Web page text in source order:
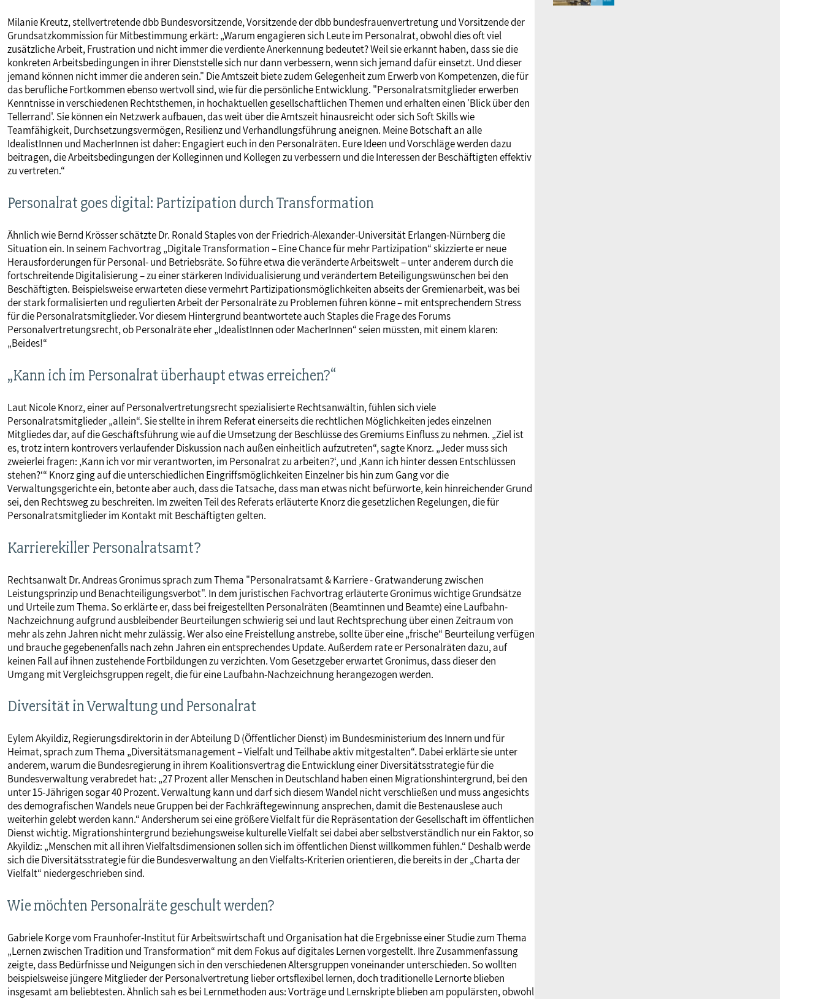
Milanie Kreutz, stellvertretende dbb Bundesvorsitzende, Vorsitzende der dbb bundesfrauenvertretung und Vorsitzende der
Grundsatzkommission für Mitbestimmung erkärt: „Warum engagieren sich Leute im Personalrat, obwohl dies oft viel
zusätzliche Arbeit, Frustration und nicht immer die verdiente Anerkennung bedeutet? Weil sie erkannt haben, dass sie die
konkreten Arbeitsbedingungen in ihrer Dienststelle sich nur dann verbessern, wenn sich jemand dafür einsetzt. Und dieser
jemand können nicht immer die anderen sein." Die Amtszeit biete zudem Gelegenheit zum Erwerb von Kompetenzen, die für
das berufliche Fortkommen ebenso wertvoll sind, wie für die persönliche Entwicklung. "Personalratsmitglieder erwerben
Kenntnisse in verschiedenen Rechtsthemen, in hochaktuellen gesellschaftlichen Themen und erhalten einen 'Blick über den
Tellerrand'. Sie können ein Netzwerk aufbauen, das weit über die Amtszeit hinausreicht oder sich Soft Skills wie
Teamfähigkeit, Durchsetzungsvermögen, Resilienz und Verhandlungsführung aneignen. Meine Botschaft an alle
IdealistInnen und MacherInnen ist daher: Engagiert euch in den Personalräten. Eure Ideen und Vorschläge werden dazu
beitragen, die Arbeitsbedingungen der Kolleginnen und Kollegen zu verbessern und die Interessen der Beschäftigten effektiv
zu vertreten.“
Personalrat goes digital: Partizipation durch Transformation
Ähnlich wie Bernd Krösser schätzte Dr. Ronald Staples von der Friedrich-Alexander-Universität Erlangen-Nürnberg die
Situation ein. In seinem Fachvortrag „Digitale Transformation – Eine Chance für mehr Partizipation“ skizzierte er neue
Herausforderungen für Personal- und Betriebsräte. So führe etwa die veränderte Arbeitswelt – unter anderem durch die
fortschreitende Digitalisierung – zu einer stärkeren Individualisierung und verändertem Beteiligungswünschen bei den
Beschäftigten. Beispielsweise erwarteten diese vermehrt Partizipationsmöglichkeiten abseits der Gremienarbeit, was bei
der stark formalisierten und regulierten Arbeit der Personalräte zu Problemen führen könne – mit entsprechendem Stress
für die Personalratsmitglieder. Vor diesem Hintergrund beantwortete auch Staples die Frage des Forums
Personalvertretungsrecht, ob Personalräte eher „IdealistInnen oder MacherInnen“ seien müssten, mit einem klaren:
„Beides!“
„Kann ich im Personalrat überhaupt etwas erreichen?“
Laut Nicole Knorz, einer auf Personalvertretungsrecht spezialisierte Rechtsanwältin, fühlen sich viele
Personalratsmitglieder „allein“. Sie stellte in ihrem Referat einerseits die rechtlichen Möglichkeiten jedes einzelnen
Mitgliedes dar, auf die Geschäftsführung wie auf die Umsetzung der Beschlüsse des Gremiums Einfluss zu nehmen. „Ziel ist
es, trotz intern kontrovers verlaufender Diskussion nach außen einheitlich aufzutreten“, sagte Knorz. „Jeder muss sich
zweierlei fragen: ‚Kann ich vor mir verantworten, im Personalrat zu arbeiten?‘, und ‚Kann ich hinter dessen Entschlüssen
stehen?‘“ Knorz ging auf die unterschiedlichen Eingriffsmöglichkeiten Einzelner bis hin zum Gang vor die
Verwaltungsgerichte ein, betonte aber auch, dass die Tatsache, dass man etwas nicht befürworte, kein hinreichender Grund
sei, den Rechtsweg zu beschreiten. Im zweiten Teil des Referats erläuterte Knorz die gesetzlichen Regelungen, die für
Personalratsmitglieder im Kontakt mit Beschäftigten gelten.
Karrierekiller Personalratsamt?
Rechtsanwalt Dr. Andreas Gronimus sprach zum Thema "Personalratsamt & Karriere - Gratwanderung zwischen
Leistungsprinzip und Benachteiligungsverbot". In dem juristischen Fachvortrag erläuterte Gronimus wichtige Grundsätze
und Urteile zum Thema. So erklärte er, dass bei freigestellten Personalräten (Beamtinnen und Beamte) eine Laufbahn-
Nachzeichnung aufgrund ausbleibender Beurteilungen schwierig sei und laut Rechtsprechung über einen Zeitraum von
mehr als zehn Jahren nicht mehr zulässig. Wer also eine Freistellung anstrebe, sollte über eine „frische“ Beurteilung verfügen
und brauche gegebenenfalls nach zehn Jahren ein entsprechendes Update. Außerdem rate er Personalräten dazu, auf
keinen Fall auf ihnen zustehende Fortbildungen zu verzichten. Vom Gesetzgeber erwartet Gronimus, dass dieser den
Umgang mit Vergleichsgruppen regelt, die für eine Laufbahn-Nachzeichnung herangezogen werden.
Diversität in Verwaltung und Personalrat
Eylem Akyildiz, Regierungsdirektorin in der Abteilung D (Öffentlicher Dienst) im Bundesministerium des Innern und für
Heimat, sprach zum Thema „Diversitätsmanagement – Vielfalt und Teilhabe aktiv mitgestalten“. Dabei erklärte sie unter
anderem, warum die Bundesregierung in ihrem Koalitionsvertrag die Entwicklung einer Diversitätsstrategie für die
Bundesverwaltung verabredet hat: „27 Prozent aller Menschen in Deutschland haben einen Migrationshintergrund, bei den
unter 15-Jährigen sogar 40 Prozent. Verwaltung kann und darf sich diesem Wandel nicht verschließen und muss angesichts
des demografischen Wandels neue Gruppen bei der Fachkräftegewinnung ansprechen, damit die Bestenauslese auch
weiterhin gelebt werden kann.“ Andersherum sei eine größere Vielfalt für die Repräsentation der Gesellschaft im öffentlichen
Dienst wichtig. Migrationshintergrund beziehungsweise kulturelle Vielfalt sei dabei aber selbstverständlich nur ein Faktor, so
Akyildiz: „Menschen mit all ihren Vielfaltsdimensionen sollen sich im öffentlichen Dienst willkommen fühlen.“ Deshalb werde
sich die Diversitätsstrategie für die Bundesverwaltung an den Vielfalts-Kriterien orientieren, die bereits in der „Charta der
Vielfalt“ niedergeschrieben sind.
Wie möchten Personalräte geschult werden?
Gabriele Korge vom Fraunhofer-Institut für Arbeitswirtschaft und Organisation hat die Ergebnisse einer Studie zum Thema
„Lernen zwischen Tradition und Transformation“ mit dem Fokus auf digitales Lernen vorgestellt. Ihre Zusammenfassung
zeigte, dass Bedürfnisse und Neigungen sich in den verschiedenen Altersgruppen voneinander unterschieden. So wollten
beispielsweise jüngere Mitglieder der Personalvertretung lieber ortsflexibel lernen, doch traditionelle Lernorte blieben
insgesamt am beliebtesten. Ähnlich sah es bei Lernmethoden aus: Vorträge und Lernskripte blieben am populärsten, obwohl